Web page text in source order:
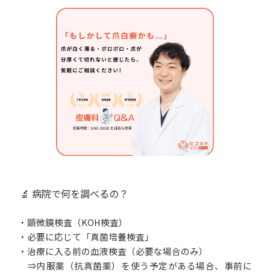
🔬 病院で何を調べるの？
・顕微鏡検査（KOH検査）
・必要に応じて「真菌培養検査」
・治療に入る前の血液検査（必要な場合のみ）
⇒内服薬（抗真菌薬）を使う予定がある場合、事前に